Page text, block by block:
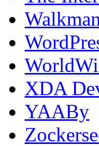
XDA
YAABy